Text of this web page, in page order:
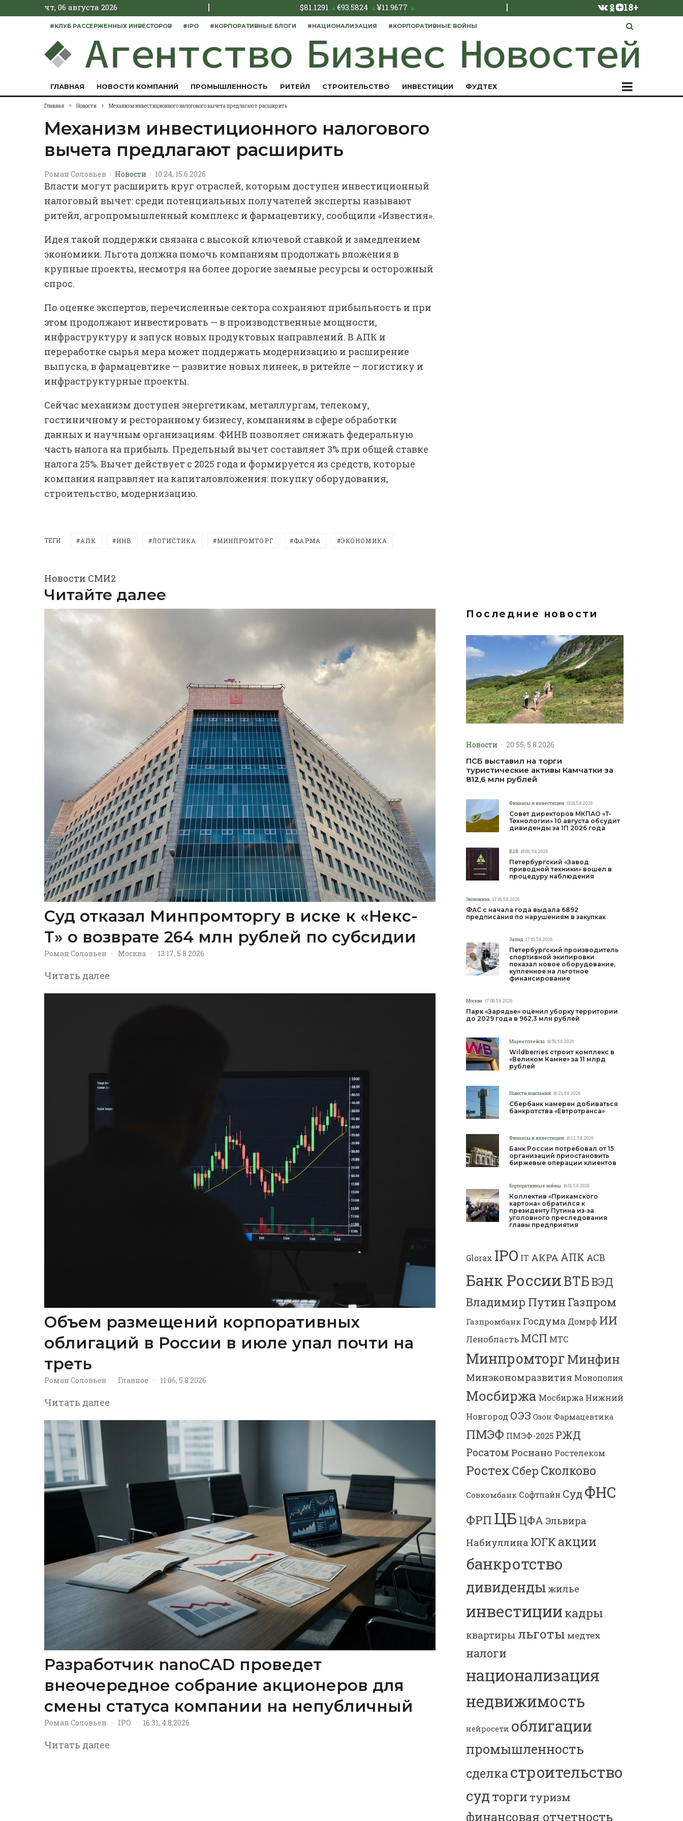
чт, 06 августа 2026 | $81.1291 ▲€93.5824 ▲¥11.9677 ▲ | 18+
#КЛУБ РАССЕРЖЕННЫХ ИНВЕСТОРОВ #IPO #КОРПОРАТИВНЫЕ БЛОГИ #НАЦИОНАЛИЗАЦИЯ #КОРПОРАТИВНЫЕ ВОЙНЫ
ГЛАВНАЯ НОВОСТИ КОМПАНИЙ ПРОМЫШЛЕННОСТЬ РИТЕЙЛ СТРОИТЕЛЬСТВО ИНВЕСТИЦИИ ФУДТЕХ
Главная Новости Механизм инвестиционного налогового вычета предлагают расширить
Механизм инвестиционного налогового
вычета предлагают расширить
Роман Соловьев · Новости · 10:24, 15.6.2026
Власти могут расширить круг отраслей, которым доступен инвестиционный
налоговый вычет: среди потенциальных получателей эксперты называют
ритейл, агропромышленный комплекс и фармацевтику, сообщили «Известия».
Идея такой поддержки связана с высокой ключевой ставкой и замедлением
экономики. Льгота должна помочь компаниям продолжать вложения в
крупные проекты, несмотря на более дорогие заемные ресурсы и осторожный
спрос.
По оценке экспертов, перечисленные сектора сохраняют прибыльность и при
этом продолжают инвестировать — в производственные мощности,
инфраструктуру и запуск новых продуктовых направлений. В АПК и
переработке сырья мера может поддержать модернизацию и расширение
выпуска, в фармацевтике — развитие новых линеек, в ритейле — логистику и
инфраструктурные проекты.
Сейчас механизм доступен энергетикам, металлургам, телекому,
гостиничному и ресторанному бизнесу, компаниям в сфере обработки
данных и научным организациям. ФИНВ позволяет снижать федеральную
часть налога на прибыль. Предельный вычет составляет 3% при общей ставке
налога 25%. Вычет действует с 2025 года и формируется из средств, которые
компания направляет на капиталовложения: покупку оборудования,
строительство, модернизацию.
ТЕГИ АПК ИНВ ЛОГИСТИКА МИНПРОМТОРГ ФАРМА ЭКОНОМИКА
Новости СМИ2
Читайте далее
Суд отказал Минпромторгу в иске к «Некс-
Т» о возврате 264 млн рублей по субсидии
Роман Соловьев · Москва · 13:17, 5.8.2026
Читать далее
Объем размещений корпоративных
облигаций в России в июле упал почти на
треть
Роман Соловьев · Главное · 11:06, 5.8.2026
Читать далее
Разработчик nanoCAD проведет
внеочередное собрание акционеров для
смены статуса компании на непубличный
Роман Соловьев · IPO · 16:31, 4.8.2026
Читать далее
Последние новости
Новости · 20:55, 5.8.2026
ПСБ выставил на торги
туристические активы Камчатки за
812,6 млн рублей
Финансы и инвестиции 19:18, 5.8.2026
Совет директоров МКПАО «Т-
Технологии» 10 августа обсудит
дивиденды за 1П 2026 года
B2B 18:03, 5.8.2026
Петербургский «Завод
приводной техники» вошел в
процедуру наблюдения
Экономика 17:16, 5.8.2026
ФАС с начала года выдала 6892
предписания по нарушениям в закупках
Запад 17:15, 5.8.2026
Петербургский производитель
спортивной экипировки
показал новое оборудование,
купленное на льготное
финансирование
Москва 17:08, 5.8.2026
Парк «Зарядье» оценил уборку территории
до 2029 года в 962,3 млн рублей
Маркетплейсы 16:59, 5.8.2026
Wildberries строит комплекс в
«Великом Камне» за 11 млрд
рублей
Новости компаний 16:21, 5.8.2026
Сбербанк намерен добиваться
банкротства «Евтротранса»
Финансы и инвестиции 16:12, 5.8.2026
Банк России потребовал от 15
организаций приостановить
биржевые операции клиентов
Корпоративные войны 16:01, 5.8.2026
Коллектив «Прикамского
картона» обратился к
президенту Путина из-за
уголовного преследования
главы предприятия
Glorax IPO IT АКРА АПК АСВ
Банк РоссииВТБВЭД
Владимир Путин Газпром
Газпромбанк Госдума Домрф ИИ
Ленобласть МСП МТС
МинпромторгМинфин
Минэкономразвития Монополия
Мосбиржа Мосбиржа Нижний
Новгород ОЭЗ Озон Фармацевтика
ПМЭФ ПМЭФ-2025 РЖД
Росатом Роснано Ростелеком
Ростех Сбер Сколково
Совкомбанк Софтлайн Суд ФНС
ФРП ЦБ ЦФА Эльвира
Набиуллина ЮГК акции
банкротство
дивиденды жилье
инвестиции кадры
квартиры льготы медтех
налоги
национализация
недвижимость
нейросети облигации
промышленность
сделкастроительство
судторгитуризм
финансовая отчетность